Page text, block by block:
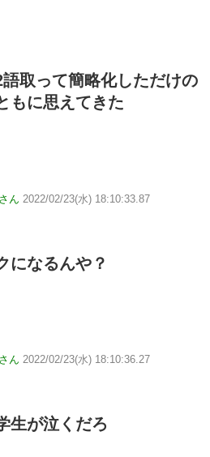
取って簡略化しただけの
もに思えてきた
ん 2022/02/23(水) 18:10:33.87
になるんや？
ん 2022/02/23(水) 18:10:36.27
生が泣くだろ